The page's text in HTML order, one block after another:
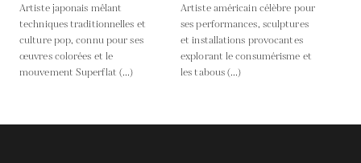
Artiste japonais mêlant
techniques traditionnelles et
culture pop, connu pour ses
œuvres colorées et le
mouvement Superflat (...)
Artiste américain célèbre pour
ses performances, sculptures
et installations provocantes
explorant le consumérisme et
les tabous (...)